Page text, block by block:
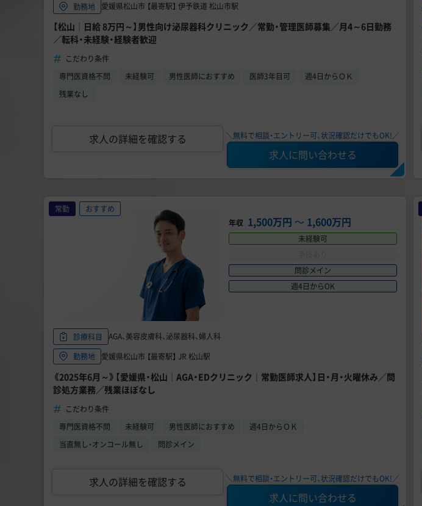
勤務地
愛媛県松山市 【最寄駅】 伊予鉄道 松山市駅
【松山｜日給 8万円～】男性向け泌尿器科クリニック／常勤・管理医師募集／月4～6日勤務
／転科・未経験・経験者歓迎
こだわり条件
専門医資格不問
未経験可 男性医師におすすめ 医師3年目可
週4日からＯＫ
残業なし
求人の詳細を確認する ＼無料で相談・エントリー可、状況確認だけでもOK!／
求人に問い合わせる
常勤
おすすめ
年収 1,500万円 〜 1,600万円
未経験可
問診メイン
週4日からOK
診療科目
AGA、美容皮膚科、泌尿器科、婦人科
勤務地
愛媛県松山市 【最寄駅】 JR 松山駅
《2025年6月～》【愛媛県・松山｜AGA・EDクリニック｜常勤医師求人】日・月・火曜休み／問
診処方業務／残業ほぼなし
こだわり条件
専門医資格不問
未経験可 男性医師におすすめ
週4日からＯＫ
当直無し・オンコール無し
問診メイン
求人の詳細を確認する ＼無料で相談・エントリー可、状況確認だけでもOK!／
求人に問い合わせる